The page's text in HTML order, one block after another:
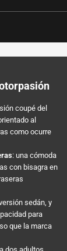
coupé del
al
como ocurre
: una cómoda
con bisagra en
sedán, y
para
que la marca